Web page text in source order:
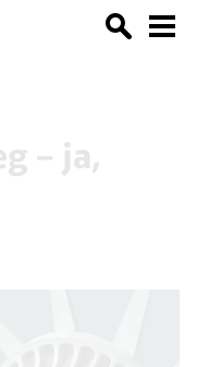
– ja,